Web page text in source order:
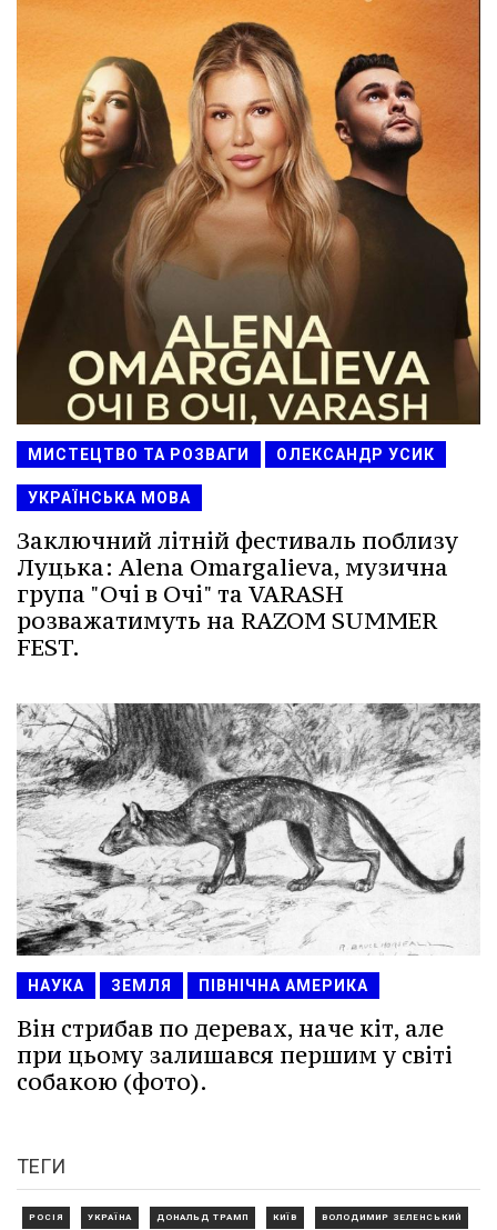
МИСТЕЦТВО ТА РОЗВАГИ ОЛЕКСАНДР УСИК
УКРАЇНСЬКА МОВА
Заключний літній фестиваль поблизу
Луцька: Alena Omargalieva, музична
група "Очі в Очі" та VARASH
розважатимуть на RAZOM SUMMER
FEST.
НАУКА ЗЕМЛЯ ПІВНІЧНА АМЕРИКА
Він стрибав по деревах, наче кіт, але
при цьому залишався першим у світі
собакою (фото).
ТЕГИ
РОСІЯ УКРАЇНА ДОНАЛЬД ТРАМП КИЇВ ВОЛОДИМИР ЗЕЛЕНСЬКИЙ